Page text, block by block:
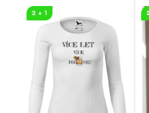
2 + 1